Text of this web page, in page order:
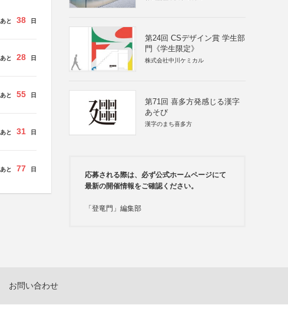
あと 38 日
あと 28 日
あと 55 日
あと 31 日
あと 77 日
第24回 CSデザイン賞 学生部
門《学生限定》
株式会社中川ケミカル
第71回 喜多方発感じる漢字
あそび
漢字のまち喜多方
応募される際は、必ず公式ホームページにて
最新の開催情報をご確認ください。
「登竜門」編集部
お問い合わせ